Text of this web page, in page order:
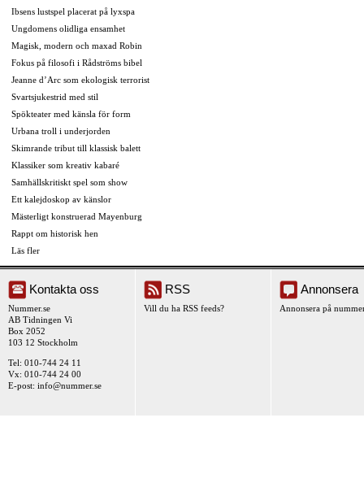
Ibsens lustspel placerat på lyxspa
Ungdomens olidliga ensamhet
Magisk, modern och maxad Robin
Fokus på filosofi i Rådströms bibel
Jeanne d’Arc som ekologisk terrorist
Svartsjukestrid med stil
Spökteater med känsla för form
Urbana troll i underjorden
Skimrande tribut till klassisk balett
Klassiker som kreativ kabaré
Samhällskritiskt spel som show
Ett kalejdoskop av känslor
Mästerligt konstruerad Mayenburg
Rappt om historisk hen
Läs fler
Kontakta oss
Nummer.se
AB Tidningen Vi
Box 2052
103 12 Stockholm
Tel: 010-744 24 11
Vx: 010-744 24 00
E-post: info@nummer.se
RSS
Vill du ha RSS feeds?
Annonsera
Annonsera på